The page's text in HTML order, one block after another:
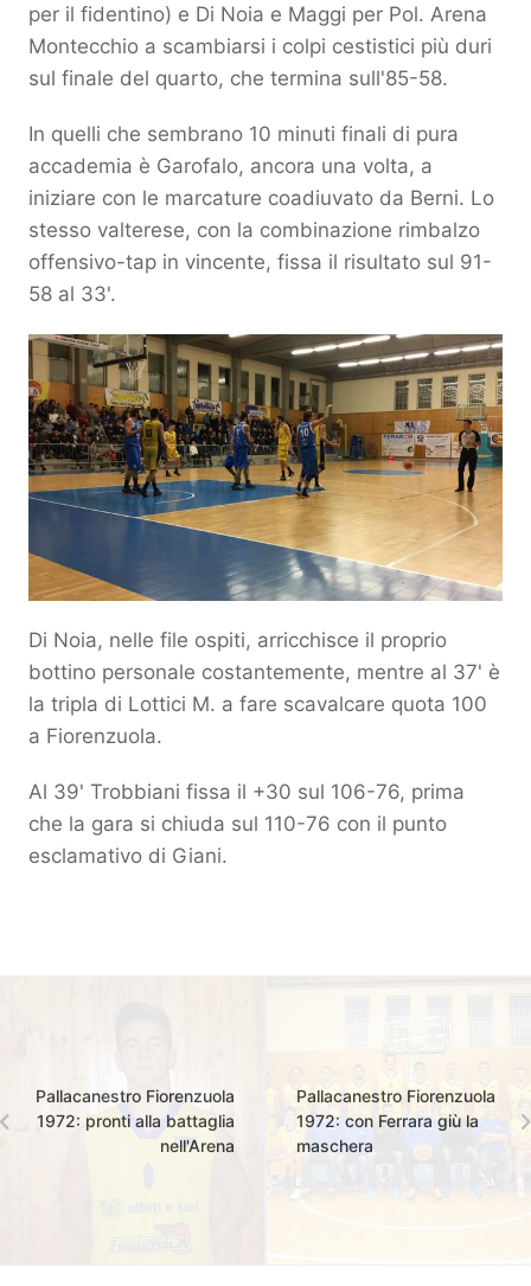
per il fidentino) e Di Noia e Maggi per Pol. Arena
Montecchio a scambiarsi i colpi cestistici più duri
sul finale del quarto, che termina sull'85-58.
In quelli che sembrano 10 minuti finali di pura
accademia è Garofalo, ancora una volta, a
iniziare con le marcature coadiuvato da Berni. Lo
stesso valterese, con la combinazione rimbalzo
offensivo-tap in vincente, fissa il risultato sul 91-
58 al 33'.
Di Noia, nelle file ospiti, arricchisce il proprio
bottino personale costantemente, mentre al 37' è
la tripla di Lottici M. a fare scavalcare quota 100
a Fiorenzuola.
Al 39' Trobbiani fissa il +30 sul 106-76, prima
che la gara si chiuda sul 110-76 con il punto
esclamativo di Giani.
Pallacanestro Fiorenzuola
1972: pronti alla battaglia
nell'Arena
Pallacanestro Fiorenzuola
1972: con Ferrara giù la
maschera